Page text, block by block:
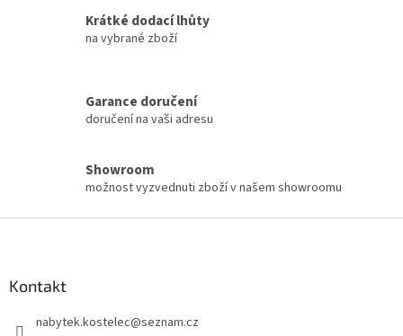
s
u
Krátké dodací lhůty
na vybrané zboží
Garance doručení
doručení na vaši adresu
Showroom
možnost vyzvednuti zboží v našem showroomu
Kontakt
nabytek.kostelec@seznam.cz